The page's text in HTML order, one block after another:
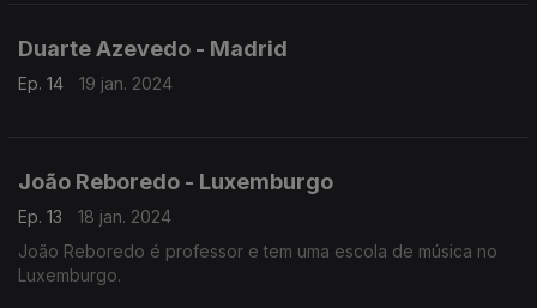
Duarte Azevedo - Madrid
Ep. 14 19 jan. 2024
João Reboredo - Luxemburgo
Ep. 13
18 jan. 2024
João Reboredo é professor e tem uma escola de música no
Luxemburgo.